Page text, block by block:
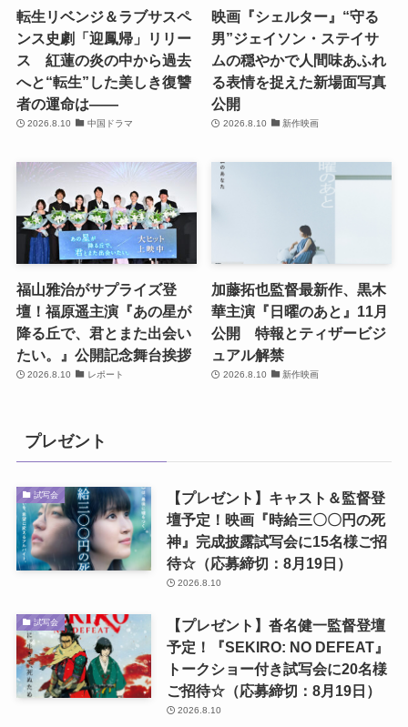
転生リベンジ＆ラブサスペ
ンス史劇「迎鳳帰」リリー
ス 紅蓮の炎の中から過去
へと“転生”した美しき復讐
者の運命は――
2026.8.10 中国ドラマ
映画『シェルター』“守る
男”ジェイソン・ステイサ
ムの穏やかで人間味あふれ
る表情を捉えた新場面写真
公開
2026.8.10 新作映画
福山雅治がサプライズ登
壇！福原遥主演『あの星が
降る丘で、君とまた出会い
たい。』公開記念舞台挨拶
2026.8.10 レポート
加藤拓也監督最新作、黒木
華主演『日曜のあと』11月
公開 特報とティザービジ
ュアル解禁
2026.8.10 新作映画
プレゼント
試写会
【プレゼント】キャスト＆監督登
壇予定！映画『時給三〇〇円の死
神』完成披露試写会に15名様ご招
待☆（応募締切：8月19日）
2026.8.10
試写会
【プレゼント】沓名健一監督登壇
予定！『SEKIRO: NO DEFEAT』
トークショー付き試写会に20名様
ご招待☆（応募締切：8月19日）
2026.8.10